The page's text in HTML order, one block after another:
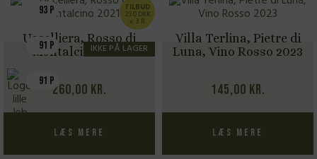
93 P
91 P
91 P
IKKE PÅ LAGER
Uccelliera, Rosso di
Montalcino 2021
260,00 kr.
TILBUD
230 DKK
v. 3 fl.
Læs mere
Villa Terlina, Pietre di
Luna, Vino Rosso 2023
145,00 kr.
Læs mere